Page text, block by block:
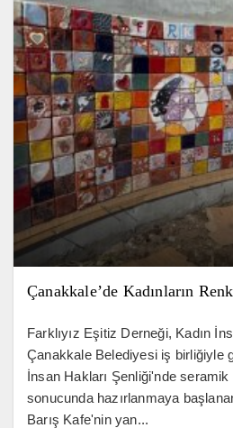
Çanakkale’de Kadınların
Farklıyız Eşitiz Derneği, Kadın
Çanakkale Belediyesi iş birliğiyle
İnsan Hakları Şenliği'nde seramik
sonucunda hazırlanmaya
Barış Kafe'nin yan...